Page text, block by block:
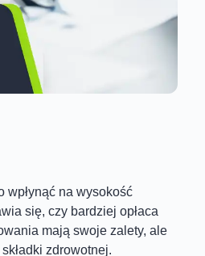
wpłynąć na wysokość
się, czy bardziej opłaca
mają swoje zalety, ale
zdrowotnej.